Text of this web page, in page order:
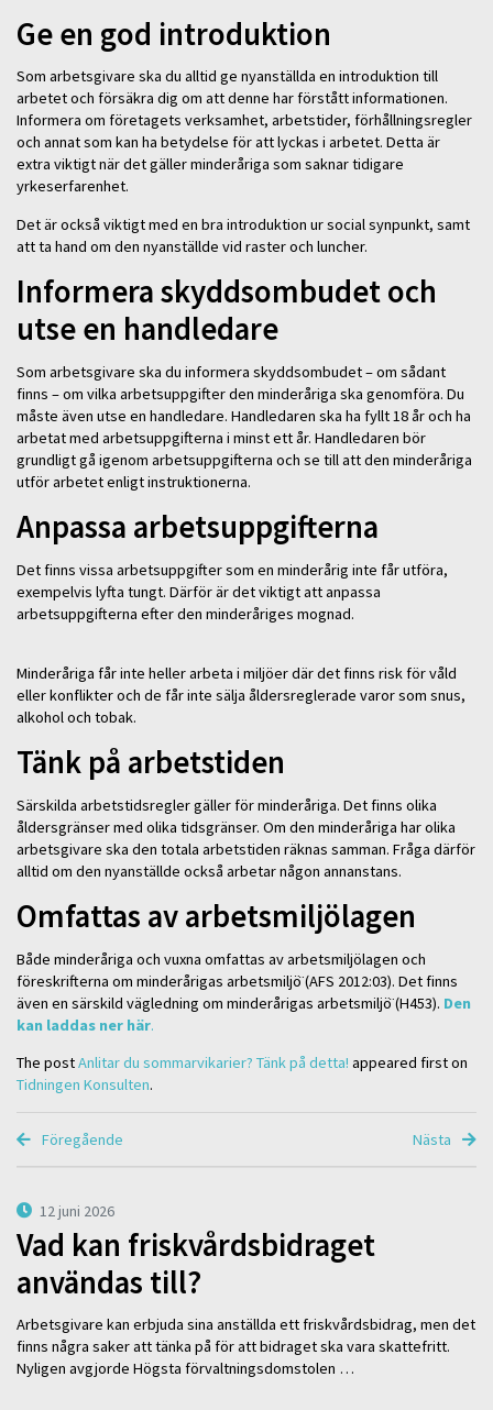
Ge en god introduktion
Som arbetsgivare ska du alltid ge nyanställda en introduktion till
arbetet och försäkra dig om att denne har förstått informationen.
Informera om företagets verksamhet, arbetstider, förhållningsregler
och annat som kan ha betydelse för att lyckas i arbetet. Detta är
extra viktigt när det gäller minderåriga som saknar tidigare
yrkeserfarenhet.
Det är också viktigt med en bra introduktion ur social synpunkt, samt
att ta hand om den nyanställde vid raster och luncher.
Informera skyddsombudet och
utse en handledare
Som arbetsgivare ska du informera skyddsombudet – om sådant
finns – om vilka arbetsuppgifter den minderåriga ska genomföra. Du
måste även utse en handledare. Handledaren ska ha fyllt 18 år och ha
arbetat med arbetsuppgifterna i minst ett år. Handledaren bör
grundligt gå igenom arbetsuppgifterna och se till att den minderåriga
utför arbetet enligt instruktionerna.
Anpassa arbetsuppgifterna
Det finns vissa arbetsuppgifter som en minderårig inte får utföra,
exempelvis lyfta tungt. Därför är det viktigt att anpassa
arbetsuppgifterna efter den minderåriges mognad.
Minderåriga får inte heller arbeta i miljöer där det finns risk för våld
eller konflikter och de får inte sälja åldersreglerade varor som snus,
alkohol och tobak.
Tänk på arbetstiden
Särskilda arbetstidsregler gäller för minderåriga. Det finns olika
åldersgränser med olika tidsgränser. Om den minderåriga har olika
arbetsgivare ska den totala arbetstiden räknas samman. Fråga därför
alltid om den nyanställde också arbetar någon annanstans.
Omfattas av arbetsmiljölagen
Både minderåriga och vuxna omfattas av arbetsmiljölagen och
föreskrifterna om minderårigas arbetsmiljö̈ (AFS 2012:03). Det finns
även en särskild vägledning om minderårigas arbetsmiljö̈ (H453). Den
kan laddas ner här.
The postAnlitar du sommarvikarier? Tänk på detta! appeared first on
Tidningen Konsulten.
Föregående Nästa
12 juni 2026
Vad kan friskvårdsbidraget
användas till?
Arbetsgivare kan erbjuda sina anställda ett friskvårdsbidrag, men det
finns några saker att tänka på för att bidraget ska vara skattefritt.
Nyligen avgjorde Högsta förvaltningsdomstolen …